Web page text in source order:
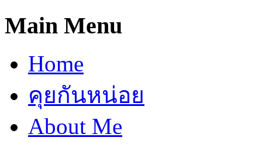
Main Menu
Home
คุยกันหน่อย
About Me